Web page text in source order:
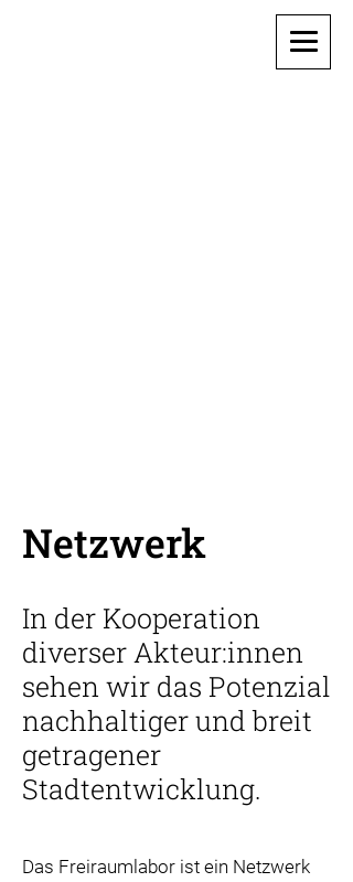
Netzwerk
In der Kooperation
diverser Akteur:innen
sehen wir das Potenzial
nachhaltiger und breit
getragener
Stadtentwicklung.
Das Freiraumlabor ist ein Netzwerk